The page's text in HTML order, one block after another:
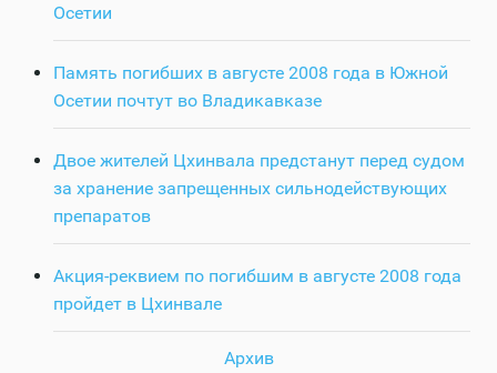
Осетии
Память погибших в августе 2008 года в Южной
Осетии почтут во Владикавказе
Двое жителей Цхинвала предстанут перед судом
за хранение запрещенных сильнодействующих
препаратов
Акция-реквием по погибшим в августе 2008 года
пройдет в Цхинвале
Архив